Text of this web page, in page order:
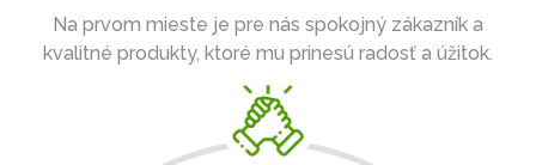
Na prvom mieste je pre nás spokojný zákazník a
kvalitné produkty, ktoré mu prinesú radosť a úžitok.